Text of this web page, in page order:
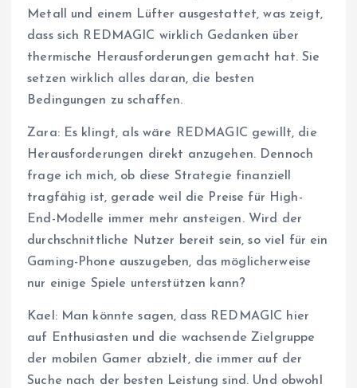
Metall und einem Lüfter ausgestattet, was zeigt,
dass sich REDMAGIC wirklich Gedanken über
thermische Herausforderungen gemacht hat. Sie
setzen wirklich alles daran, die besten
Bedingungen zu schaffen.
Zara: Es klingt, als wäre REDMAGIC gewillt, die
Herausforderungen direkt anzugehen. Dennoch
frage ich mich, ob diese Strategie finanziell
tragfähig ist, gerade weil die Preise für High-
End-Modelle immer mehr ansteigen. Wird der
durchschnittliche Nutzer bereit sein, so viel für ein
Gaming-Phone auszugeben, das möglicherweise
nur einige Spiele unterstützen kann?
Kael: Man könnte sagen, dass REDMAGIC hier
auf Enthusiasten und die wachsende Zielgruppe
der mobilen Gamer abzielt, die immer auf der
Suche nach der besten Leistung sind. Und obwohl